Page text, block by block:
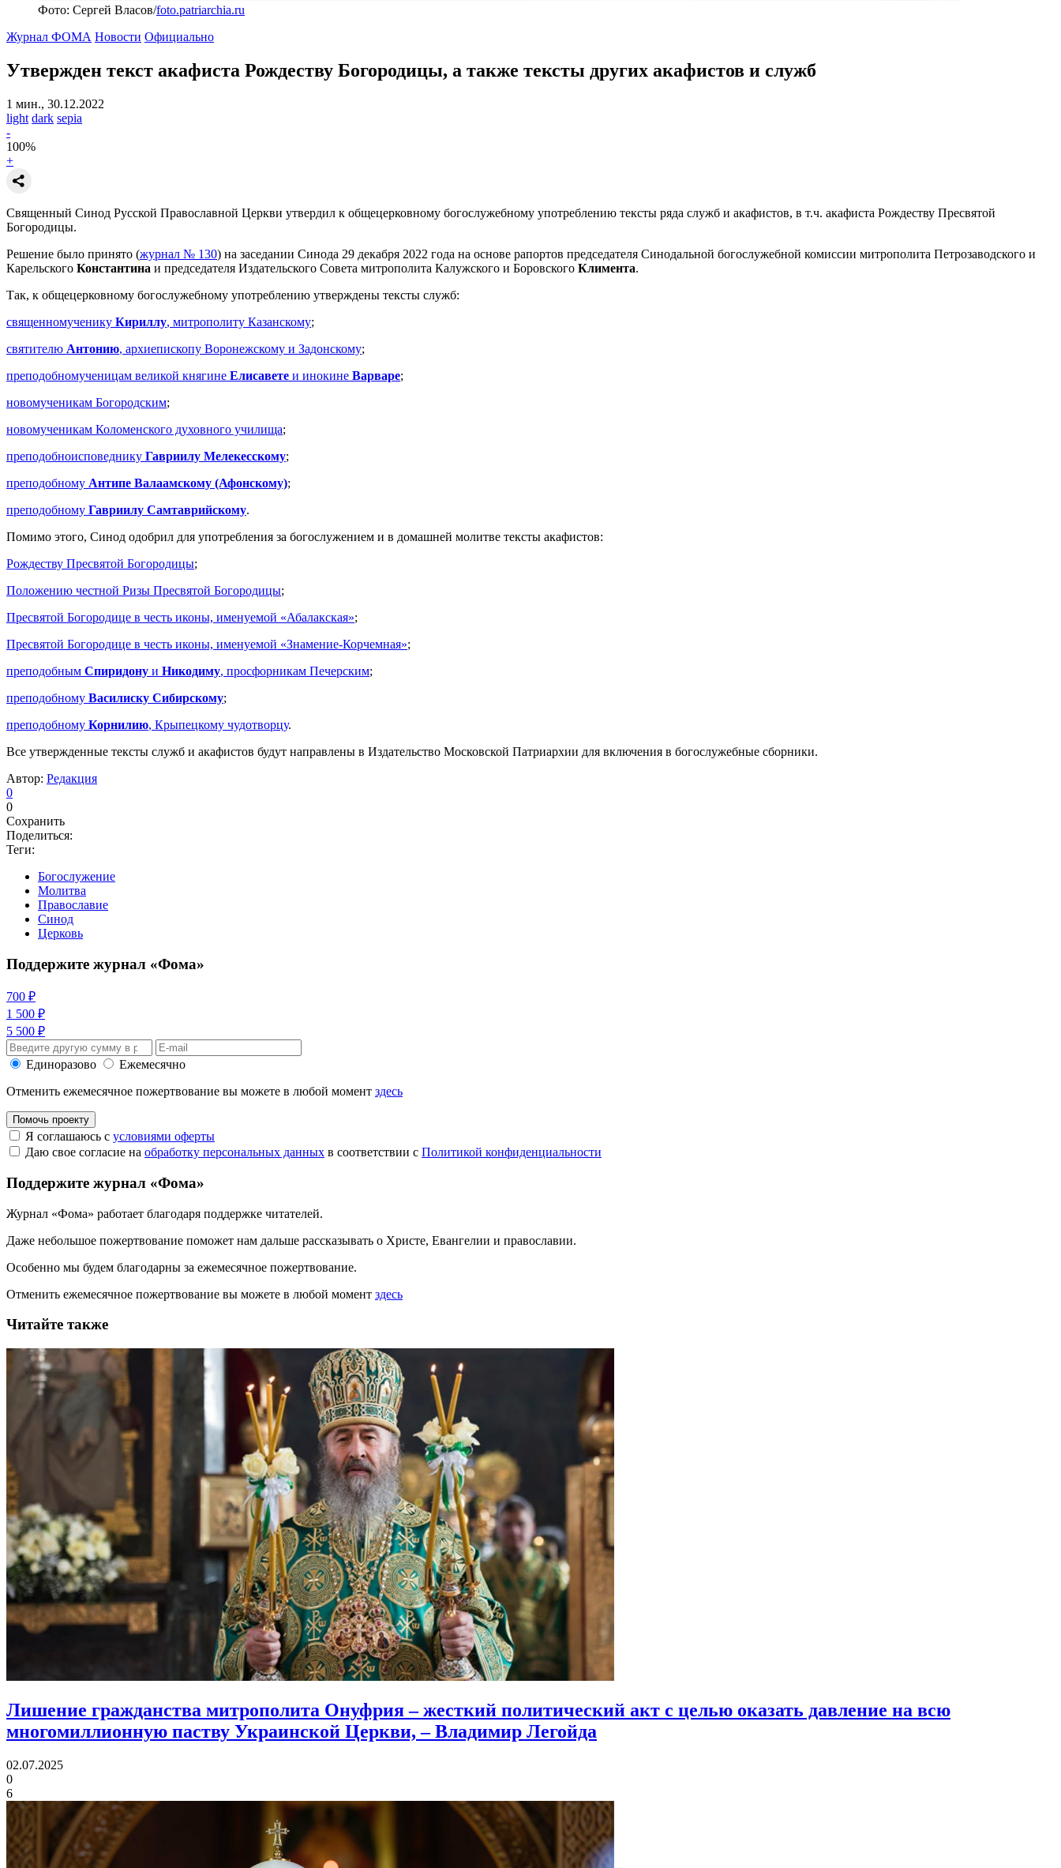
Фото: Сергей Власов/foto.patriarchia.ru
Журнал ФОМА Новости Официально
Утвержден текст акафиста Рождеству Богородицы, а также тексты других акафистов и служб
1 мин., 30.12.2022
light dark sepia
-
100%
+
Священный Синод Русской Православной Церкви утвердил к общецерковному богослужебному употреблению тексты ряда служб и акафистов, в т.ч. акафиста Рождеству Пресвятой
Богородицы.
Решение было принято (журнал № 130) на заседании Синода 29 декабря 2022 года на основе рапортов председателя Синодальной богослужебной комиссии митрополита Петрозаводского и
Карельского Константина и председателя Издательского Совета митрополита Калужского и Боровского Климента.
Так, к общецерковному богослужебному употреблению утверждены тексты служб:
священномученику Кириллу, митрополиту Казанскому;
святителю Антонию, архиепископу Воронежскому и Задонскому;
преподобномученицам великой княгине Елисавете и инокине Варваре;
новомученикам Богородским;
новомученикам Коломенского духовного училища;
преподобноисповеднику Гавриилу Мелекесскому;
преподобному Антипе Валаамскому (Афонскому);
преподобному Гавриилу Самтаврийскому.
Помимо этого, Синод одобрил для употребления за богослужением и в домашней молитве тексты акафистов:
Рождеству Пресвятой Богородицы;
Положению честной Ризы Пресвятой Богородицы;
Пресвятой Богородице в честь иконы, именуемой «Абалакская»;
Пресвятой Богородице в честь иконы, именуемой «Знамение-Корчемная»;
преподобным Спиридону и Никодиму, просфорникам Печерским;
преподобному Василиску Сибирскому;
преподобному Корнилию, Крыпецкому чудотворцу.
Все утвержденные тексты служб и акафистов будут направлены в Издательство Московской Патриархии для включения в богослужебные сборники.
Автор: Редакция
0
0
Сохранить
Поделиться:
Теги:
Богослужение
Молитва
Православие
Синод
Церковь
Поддержите журнал «Фома»
700 ₽
1 500 ₽
5 500 ₽
Единоразово
Ежемесячно
Отменить ежемесячное пожертвование вы можете в любой момент здесь
Помочь проекту
Я соглашаюсь с условиями оферты
Даю свое согласие на обработку персональных данных в соответствии с Политикой конфиденциальности
Поддержите журнал «Фома»
Журнал «Фома» работает благодаря поддержке читателей.
Даже небольшое пожертвование поможет нам дальше рассказывать о Христе, Евангелии и православии.
Особенно мы будем благодарны за ежемесячное пожертвование.
Отменить ежемесячное пожертвование вы можете в любой момент здесь
Читайте также
Лишение гражданства митрополита Онуфрия – жесткий политический акт с целью оказать давление на всю
многомиллионную паству Украинской Церкви, – Владимир Легойда
02.07.2025
0
6